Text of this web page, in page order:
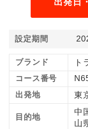
設定期間
ブランド
コース番号
出発地 東
目的地
中
山
航空会社指定
ホテル指定
おひとり様バ
ス2席利用